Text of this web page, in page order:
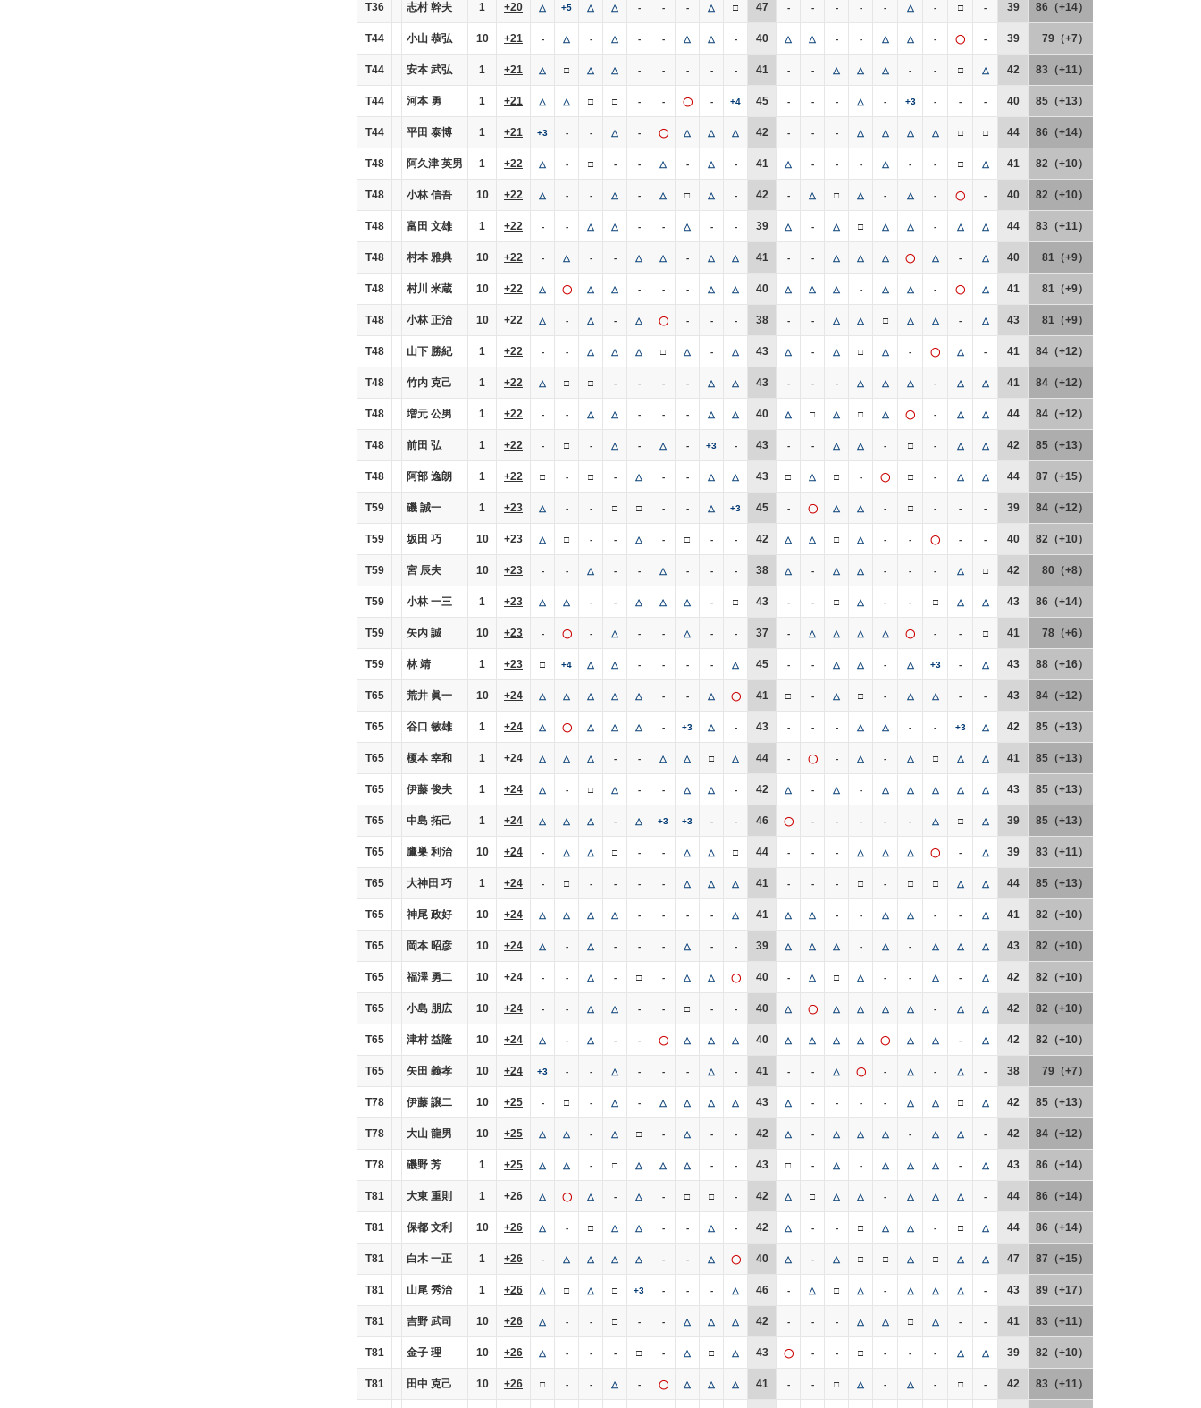
T36 志村 幹夫 1 +20 △ +5 △ △ - - - △ □ 47 - - - - - △ - □ - 39 86（+14）
T44 小山 恭弘 10 +21 - △ - △ - - △ △ - 40 △ △ - - △ △ - ◯ - 39 79（+7）
T44 安本 武弘 1 +21 △ □ △ △ - - - - - 41 - - △ △ △ - - □ △ 42 83（+11）
T44 河本 勇 1 +21 △ △ □ □ - - ◯ - +4 45 - - - △ - +3 - - - 40 85（+13）
T44 平田 泰博 1 +21 +3 - - △ - ◯ △ △ △ 42 - - - △ △ △ △ □ □ 44 86（+14）
T48 阿久津 英男 1 +22 △ - □ - - △ - △ - 41 △ - - - △ - - □ △ 41 82（+10）
T48 小林 信吾 10 +22 △ - - △ - △ □ △ - 42 - △ □ △ - △ - ◯ - 40 82（+10）
T48 富田 文雄 1 +22 - - △ △ - - △ - - 39 △ - △ □ △ △ - △ △ 44 83（+11）
T48 村本 雅典 10 +22 - △ - - △ △ - △ △ 41 - - △ △ △ ◯ △ - △ 40 81（+9）
T48 村川 米蔵 10 +22 △ ◯ △ △ - - - △ △ 40 △ △ △ - △ △ - ◯ △ 41 81（+9）
T48 小林 正治 10 +22 △ - △ - △ ◯ - - - 38 - - △ △ □ △ △ - △ 43 81（+9）
T48 山下 勝紀 1 +22 - - △ △ △ □ △ - △ 43 △ - △ □ △ - ◯ △ - 41 84（+12）
T48 竹内 克己 1 +22 △ □ □ - - - - △ △ 43 - - - △ △ △ - △ △ 41 84（+12）
T48 増元 公男 1 +22 - - △ △ - - - △ △ 40 △ □ △ □ △ ◯ - △ △ 44 84（+12）
T48 前田 弘 1 +22 - □ - △ - △ - +3 - 43 - - △ △ - □ - △ △ 42 85（+13）
T48 阿部 逸朗 1 +22 □ - □ - △ - - △ △ 43 □ △ □ - ◯ □ - △ △ 44 87（+15）
T59 磯 誠一 1 +23 △ - - □ □ - - △ +3 45 - ◯ △ △ - □ - - - 39 84（+12）
T59 坂田 巧 10 +23 △ □ - - △ - □ - - 42 △ △ □ △ - - ◯ - - 40 82（+10）
T59 宮 辰夫 10 +23 - - △ - - △ - - - 38 △ - △ △ - - - △ □ 42 80（+8）
T59 小林 一三 1 +23 △ △ - - △ △ △ - □ 43 - - □ △ - - □ △ △ 43 86（+14）
T59 矢内 誠 10 +23 - ◯ - △ - - △ - - 37 - △ △ △ △ ◯ - - □ 41 78（+6）
T59 林 靖 1 +23 □ +4 △ △ - - - - △ 45 - - △ △ - △ +3 - △ 43 88（+16）
T65 荒井 眞一 10 +24 △ △ △ △ △ - - △ ◯ 41 □ - △ □ - △ △ - - 43 84（+12）
T65 谷口 敏雄 1 +24 △ ◯ △ △ △ - +3 △ - 43 - - - △ △ - - +3 △ 42 85（+13）
T65 榎本 幸和 1 +24 △ △ △ - - △ △ □ △ 44 - ◯ - △ - △ □ △ △ 41 85（+13）
T65 伊藤 俊夫 1 +24 △ - □ △ - - △ △ - 42 △ - △ - △ △ △ △ △ 43 85（+13）
T65 中島 拓己 1 +24 △ △ △ - △ +3 +3 - - 46 ◯ - - - - - △ □ △ 39 85（+13）
T65 鷹巣 利治 10 +24 - △ △ □ - - △ △ □ 44 - - - △ △ △ ◯ - △ 39 83（+11）
T65 大神田 巧 1 +24 - □ - - - - △ △ △ 41 - - - □ - □ □ △ △ 44 85（+13）
T65 神尾 政好 10 +24 △ △ △ △ - - - - △ 41 △ △ - - △ △ - - △ 41 82（+10）
T65 岡本 昭彦 10 +24 △ - △ - - - △ - - 39 △ △ △ - △ - △ △ △ 43 82（+10）
T65 福澤 勇二 10 +24 - - △ - □ - △ △ ◯ 40 - △ □ △ - - △ - △ 42 82（+10）
T65 小島 朋広 10 +24 - - △ △ - - □ - - 40 △ ◯ △ △ △ △ - △ △ 42 82（+10）
T65 津村 益隆 10 +24 △ - △ - - ◯ △ △ △ 40 △ △ △ △ ◯ △ △ - △ 42 82（+10）
T65 矢田 義孝 10 +24 +3 - - △ - - - △ - 41 - - △ ◯ - △ - △ - 38 79（+7）
T78 伊藤 譲二 10 +25 - □ - △ - △ △ △ △ 43 △ - - - - △ △ □ △ 42 85（+13）
T78 大山 龍男 10 +25 △ △ - △ □ - △ - - 42 △ - △ △ △ - △ △ - 42 84（+12）
T78 磯野 芳 1 +25 △ △ - □ △ △ △ - - 43 □ - △ - △ △ △ - △ 43 86（+14）
T81 大東 重則 1 +26 △ ◯ △ - △ - □ □ - 42 △ □ △ △ - △ △ △ - 44 86（+14）
T81 保都 文利 10 +26 △ - □ △ △ - - △ - 42 △ - - □ △ △ - □ △ 44 86（+14）
T81 白木 一正 1 +26 - △ △ △ △ - - △ ◯ 40 △ - △ □ □ △ □ △ △ 47 87（+15）
T81 山尾 秀治 1 +26 △ □ △ □ +3 - - - △ 46 - △ □ △ - △ △ △ - 43 89（+17）
T81 吉野 武司 10 +26 △ - - □ - - △ △ △ 42 - - - △ △ □ △ - - 41 83（+11）
T81 金子 理 10 +26 △ - - - □ - △ □ △ 43 ◯ - - □ - - - △ △ 39 82（+10）
T81 田中 克己 10 +26 □ - - △ - ◯ △ △ △ 41 - - □ △ - △ - □ - 42 83（+11）